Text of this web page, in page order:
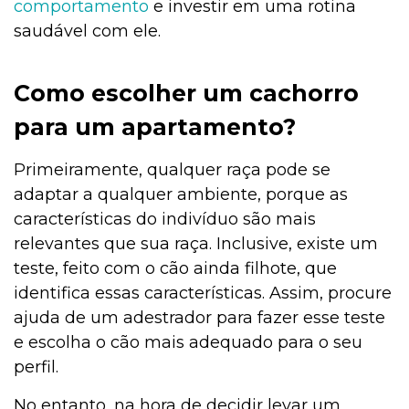
comportamento e investir em uma rotina
saudável com ele.
Como escolher um cachorro
para um apartamento?
Primeiramente, qualquer raça pode se
adaptar a qualquer ambiente, porque as
características do indivíduo são mais
relevantes que sua raça. Inclusive, existe um
teste, feito com o cão ainda filhote, que
identifica essas características. Assim, procure
ajuda de um adestrador para fazer esse teste
e escolha o cão mais adequado para o seu
perfil.